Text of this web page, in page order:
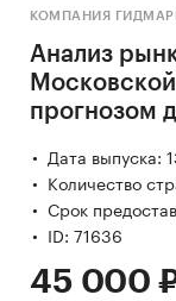
КОМПАНИЯ
Анализ
прогнозом
Дата выпуска:
Количество
Срок
ID: 71636
45 000